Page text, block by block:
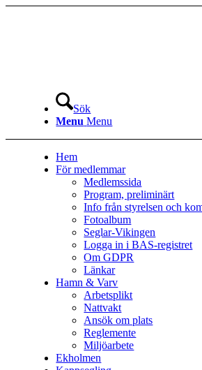
Sök
Menu Menu
Hem
För medlemmar
Medlemssida
Program, preliminärt
Info från styrelsen och
Fotoalbum
Seglar-Vikingen
Logga in i BAS-registret
Om GDPR
Länkar
Hamn & Varv
Arbetsplikt
Nattvakt
Ansök om plats
Reglemente
Miljöarbete
Ekholmen